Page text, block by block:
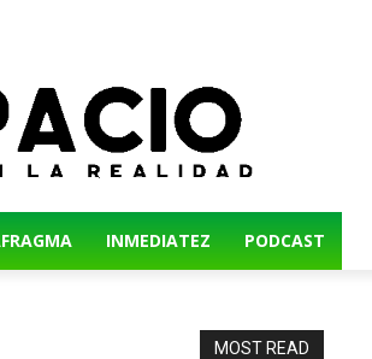
INMEDIATEZ PODCAST
MOST READ